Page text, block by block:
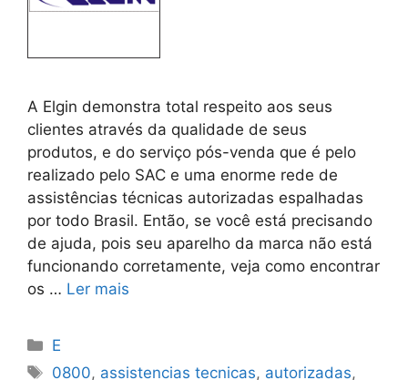
A Elgin demonstra total respeito aos seus
clientes através da qualidade de seus
produtos, e do serviço pós-venda que é pelo
realizado pelo SAC e uma enorme rede de
assistências técnicas autorizadas espalhadas
por todo Brasil. Então, se você está precisando
de ajuda, pois seu aparelho da marca não está
funcionando corretamente, veja como encontrar
os … Ler mais
Categorias
E
Tags
0800, assistencias tecnicas, autorizadas,